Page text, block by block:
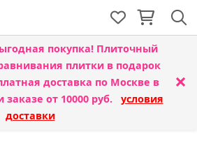
покупка! Плиточный
плитки в подарок
доставка по Москве в
от 10000 руб. условия
доставки
×